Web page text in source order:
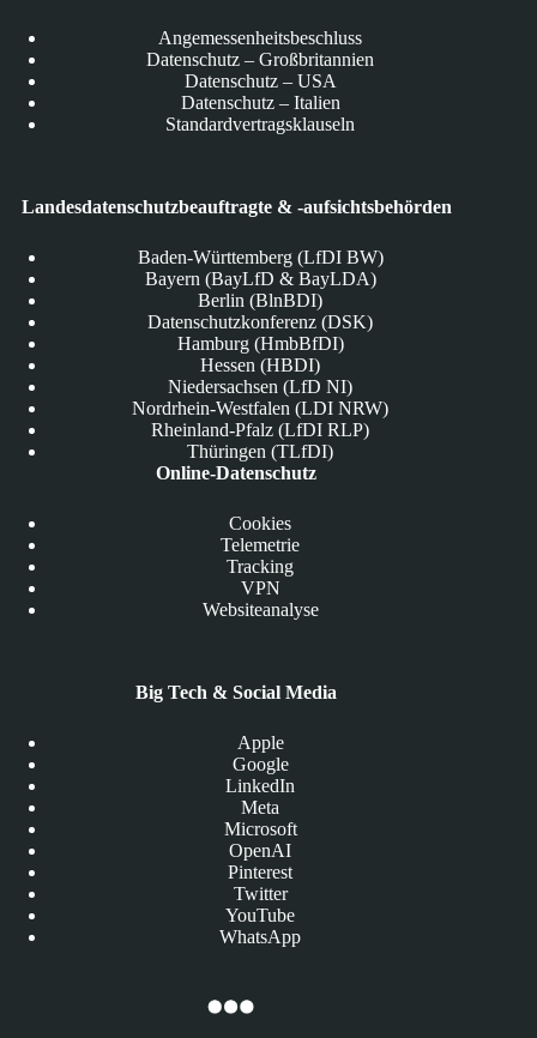
Angemessenheitsbeschluss
Datenschutz – Großbritannien
Datenschutz – USA
Datenschutz – Italien
Standardvertragsklauseln
Landesdatenschutzbeauftragte & -aufsichtsbehörden
Baden-Württemberg (LfDI BW)
Bayern (BayLfD & BayLDA)
Berlin (BlnBDI)
Datenschutzkonferenz (DSK)
Hamburg (HmbBfDI)
Hessen (HBDI)
Niedersachsen (LfD NI)
Nordrhein-Westfalen (LDI NRW)
Rheinland-Pfalz (LfDI RLP)
Thüringen (TLfDI)
Online-Datenschutz
Cookies
Telemetrie
Tracking
VPN
Websiteanalyse
Big Tech & Social Media
Apple
Google
LinkedIn
Meta
Microsoft
OpenAI
Pinterest
Twitter
YouTube
WhatsApp